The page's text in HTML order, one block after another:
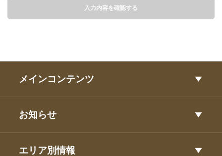
入力内容を確認する
メインコンテンツ
お知らせ
エリア別情報